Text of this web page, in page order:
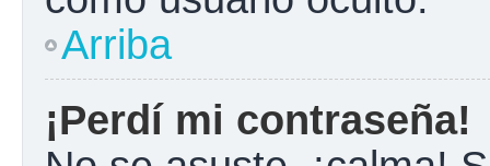
Arriba
¡Perdí mi contraseña!